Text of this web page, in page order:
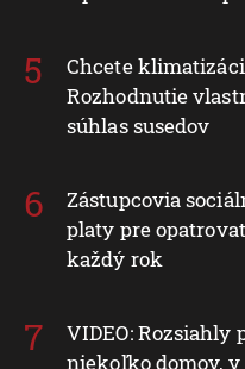
Chcete
Rozhodnutie
súhlas susedov
Zástupcovia
platy pre
každý rok
VIDEO: Rozsiahly
niekoľko domov,